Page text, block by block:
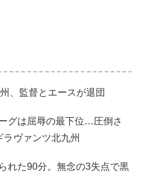
、監督とエースが退団
グは屈辱の最下位…圧倒さ
ヴァンツ北九州
れた90分。無念の3失点で黒